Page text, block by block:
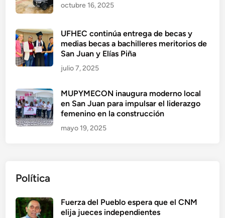
octubre 16, 2025
UFHEC continúa entrega de becas y
medias becas a bachilleres meritorios de
San Juan y Elías Piña
julio 7, 2025
MUPYMECON inaugura moderno local
en San Juan para impulsar el liderazgo
femenino en la construcción
mayo 19, 2025
Política
Fuerza del Pueblo espera que el CNM
elija jueces independientes